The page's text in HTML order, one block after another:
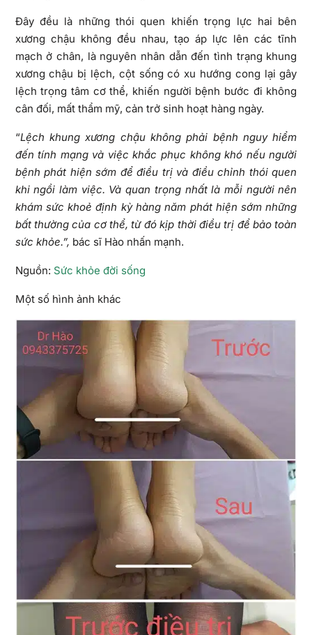
Đây đều là những thói quen khiến trọng lực hai bên
xương chậu không đều nhau, tạo áp lực lên các tĩnh
mạch ở chân, là nguyên nhân dẫn đến tình trạng khung
xương chậu bị lệch, cột sống có xu hướng cong lại gây
lệch trọng tâm cơ thể, khiến người bệnh bước đi không
cân đối, mất thẩm mỹ, cản trở sinh hoạt hàng ngày.
“Lệch khung xương chậu không phải bệnh nguy hiểm
đến tính mạng và việc khắc phục không khó nếu người
bệnh phát hiện sớm để điều trị và điều chỉnh thói quen
khi ngồi làm việc. Và quan trọng nhất là mỗi người nên
khám sức khoẻ định kỳ hàng năm phát hiện sớm những
bất thường của cơ thể, từ đó kịp thời điều trị để bảo toàn
sức khỏe.”, bác sĩ Hào nhấn mạnh.
Nguồn: Sức khỏe đời sống
Một số hình ảnh khác